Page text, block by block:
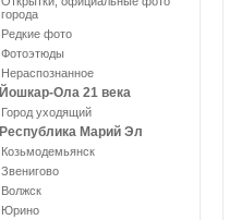
города
Редкие фото
Фотоэтюды
Нераспознанное
Йошкар-Ола 21 века
Город уходящий
Республика Марий Эл
Козьмодемьянск
Звенигово
Волжск
Юрино